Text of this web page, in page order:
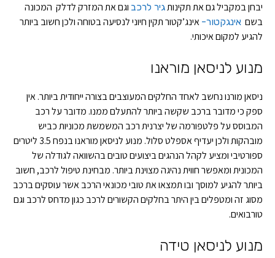
יבחן במקביל גם את תקינותגיר לרכב וגם את המזרק לדלק המכונה
בשם אינגקטור- אינג’קטור תקין חיוני לנסיעה בטוחה ולכן חשוב ביותר
להגיע למקום איכותי.
מנוע לניסאן מוראנו
ניסאן מורנו נחשב לאחד החלקים המעוצבים בצורה ייחודית ביותר. אין
ספק כי מדובר ברכב שקשה ביותר להתעלם ממנו. מדובר על רכב
המבוסס על פלטפורמה של יצרנית רכב המשמשת מכוניות כביש
מובהקות ולכן יעדיף אספלט סלול. מנוע לניסאן מוראנו בנפח 3.5 ליטרים
ספורטיבי ומציע לקהל הנהגים ביצועים טובים בהשוואה לגודלה של
המכונית ומאפשר חווית נהיגה מצוינת ביותר. מבחינת טיפול לרכב, חשוב
ביותר להגיע למוסך ובו תמצאו את טובי מכונאי הרכב אשר עוסקים ברכב
מסוג זה ומטפלים בין היתר בחלקים הקשורים לרכב כגון מדחס לרכב וגם
טורבואים.
מנוע לניסאן טידה